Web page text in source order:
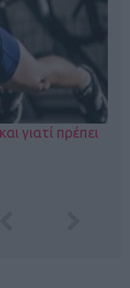
γιατί πρέπει